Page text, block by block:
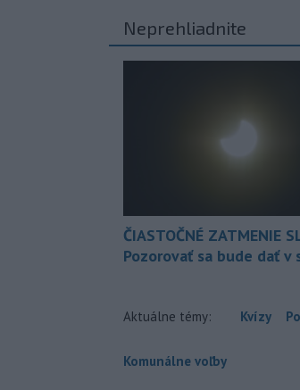
Neprehliadnite
ČIASTOČNÉ ZATMENIE
Pozorovať sa bude dať v
Aktuálne témy: Kvízy
Komunálne voľby